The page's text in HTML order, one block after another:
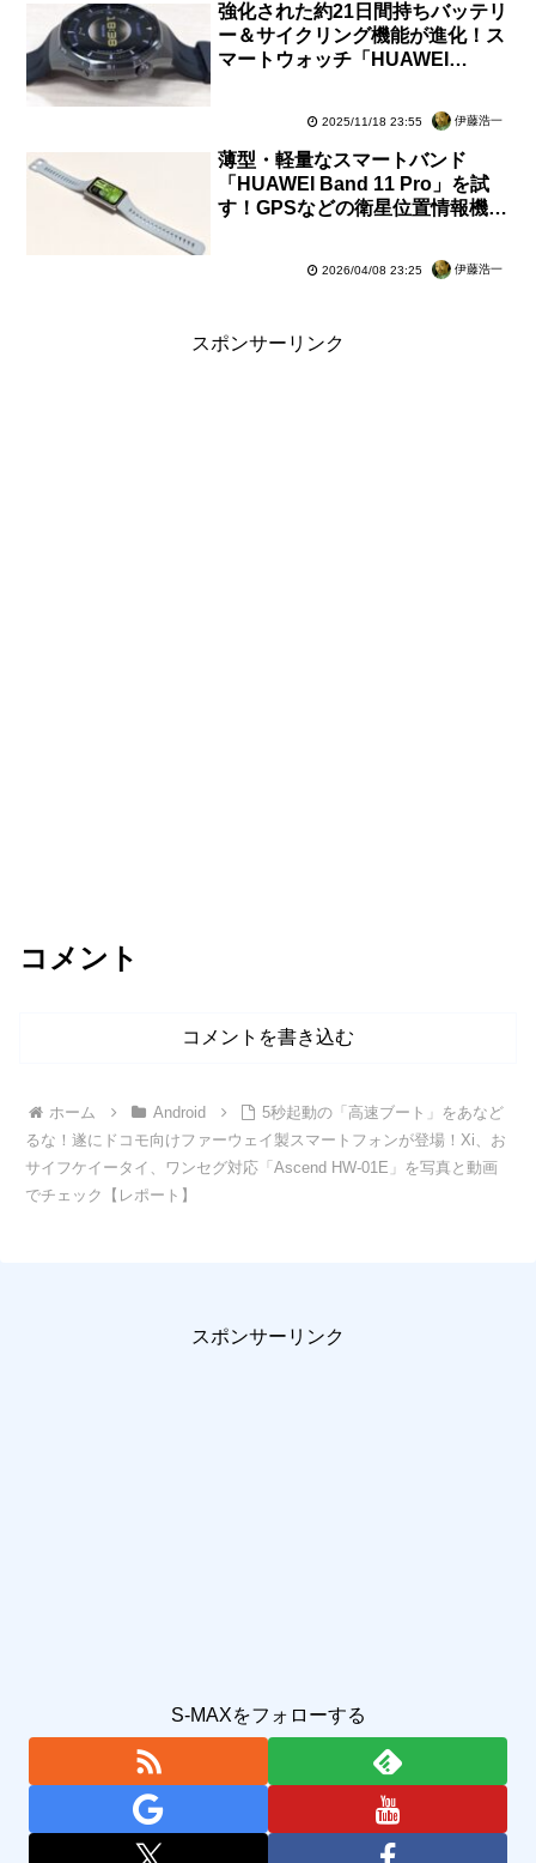
強化された約21日間持ちバッテリ
ー＆サイクリング機能が進化！ス
マートウォッチ「HUAWEI
2025/11/18 23:55 伊藤浩一
薄型・軽量なスマートバンド
「HUAWEI Band 11 Pro」を試
す！GPSなどの衛星位置情報機能
2026/04/08 23:25 伊藤浩一
スポンサーリンク
コメント
コメントを書き込む
ホーム Android
5秒起動の「高速ブート」をあなど
るな！遂にドコモ向けファーウェイ製スマートフォンが登場！Xi、お
サイフケイータイ、ワンセグ対応「Ascend HW-01E」を写真と動画
でチェック【レポート】
スポンサーリンク
S-MAXをフォローする